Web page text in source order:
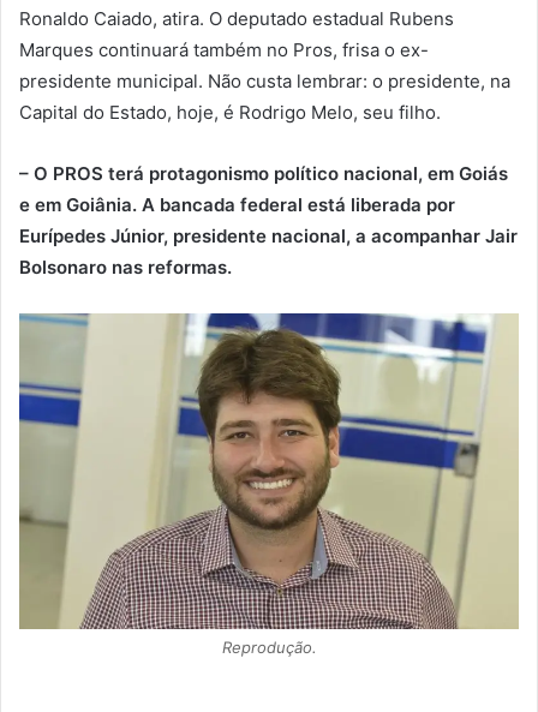
Ronaldo Caiado, atira. O deputado estadual Rubens
Marques continuará também no Pros, frisa o ex-
presidente municipal. Não custa lembrar: o presidente, na
Capital do Estado, hoje, é Rodrigo Melo, seu filho.
– O PROS terá protagonismo político nacional, em Goiás
e em Goiânia. A bancada federal está liberada por
Eurípedes Júnior, presidente nacional, a acompanhar Jair
Bolsonaro nas reformas.
Reprodução.